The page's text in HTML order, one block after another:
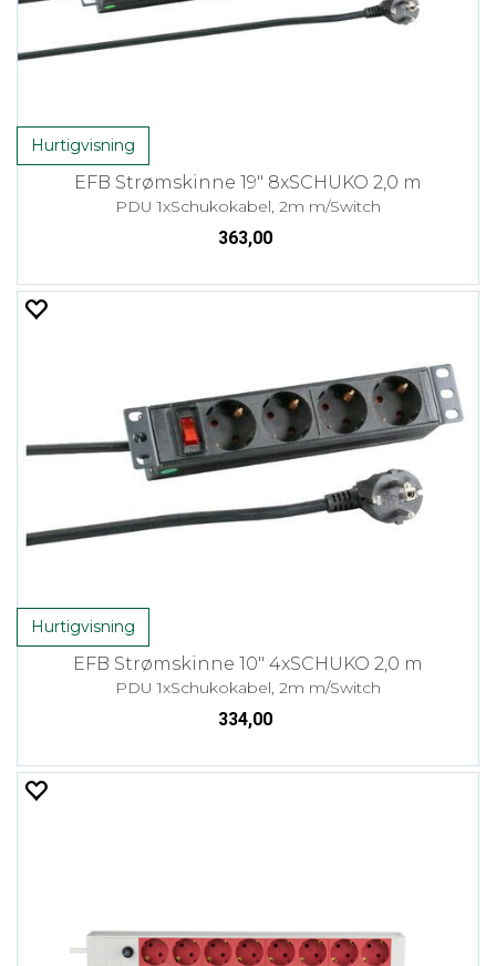
Hurtigvisning
EFB Strømskinne 19" 8xSCHUKO 2,0 m
PDU 1xSchukokabel, 2m m/Switch
363,00
Hurtigvisning
EFB Strømskinne 10" 4xSCHUKO 2,0 m
PDU 1xSchukokabel, 2m m/Switch
334,00